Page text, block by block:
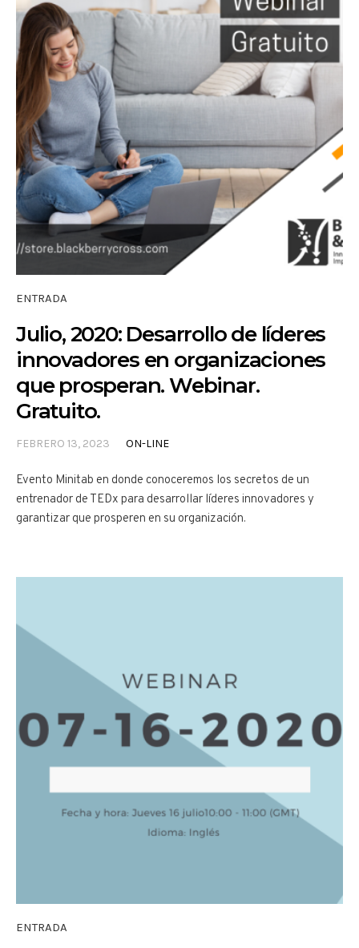
ENTRADA
Julio, 2020: Desarrollo de líderes
innovadores en organizaciones
que prosperan. Webinar.
Gratuito.
FEBRERO 13, 2023 ON-LINE
Evento Minitab en donde conoceremos los secretos de un
entrenador de TEDx para desarrollar líderes innovadores y
garantizar que prosperen en su organización.
ENTRADA